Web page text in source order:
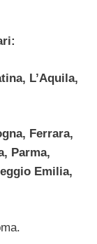
L’Aquila,
Ferrara,
Parma,
Emilia,